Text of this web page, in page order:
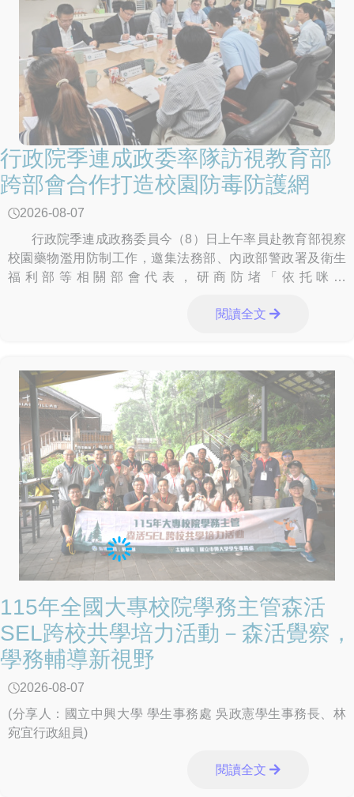
行政院季連成政委率隊訪視教育部
跨部會合作打造校園防毒防護網
2026-08-07
行政院季連成政務委員今（8）日上午率員赴教育部視察
校園藥物濫用防制工作，邀集法務部、內政部警政署及衛生
福利部等相關部會代表，研商防堵「依托咪酯
全分工、強化跨部會合作機制等議題，展現中央各部會攜手
用防制工作的努力與成果，季政委表示，教育部除依既有機
制推動各項反毒措施外，也應在尊重學校自主及兼顧師生權
益的前提下，持續與相關部會合作精進防制作為，包括全面
落實反毒宣導與通報機制、加強校園周邊熱點巡邏、強化學
校與警察機關校園安全支援協定、優化校園安全人力配置與
分工、提升尿液檢驗時效、強化家庭支持系統，以及精進少
年輔導委員會與校外會組織功能等，提升校園反毒量能。
季政委表示，政府持續推動「掃毒四道防線」，包括海外情
資整合、海巡查緝攔截、關務嚴查走私及境內偵防緝毒，除
強化查緝量能外，更應全面落實識毒及拒毒預防教育，完善
校園反毒防護網，提升學生辨識新興毒品危害的能力，維護
校園安全與學生健康。 季政委重申，政府打擊黑幫、反制
毒品的立場堅定，新興毒品防制是一項長期且持續性的工
作，無法僅由教育體系獨力完成。行政院將協調內政部警政
署、法務部及衛生福利部等相關機關，全力支援教育部建置
唾液快篩機制、強化情資整合與毒品溯源查緝，並完善後續
健康。 教育部表示，未來將持續深化與警政等相關機關的
跨部會合作及支援聯繫機制，督導各級學校落實校園反毒宣
導、特定人員清查篩檢、關懷輔導及校園周邊巡查等工作，
制條例》修正完成、法源完備後，將唾液快篩納入學校特定
閱讀全文
115年全國大專校院學務主管森活
SEL跨校共學培力活動－森活覺察，
學務輔導新視野
2026-08-07
(分享人：國立中興大學 學生事務處 吳政憲學生事務長、林
宛宜行政組員)
閱讀全文